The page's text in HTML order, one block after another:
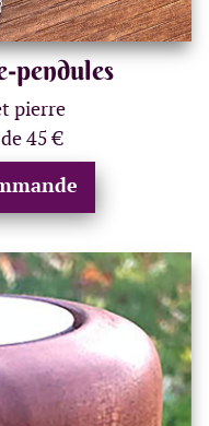
pendules
pierre
45 €